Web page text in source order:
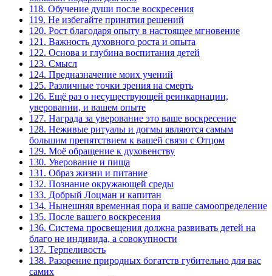
118. Обучение души после воскресения
119. Не избегайте принятия решений
120. Рост благодаря опыту в настоящее мгновение
121. Важность духовного роста и опыта
122. Основа и глубина воспитания детей
123. Смысл
124. Предназначение моих учений
125. Различные точки зрения на смерть
126. Ещё раз о несуществующей реинкарнации,
уверовании, и вашем опыте
127. Награда за уверование это ваше воскресение
128. Неживые ритуалы и догмы являются самым
большим препятствием к вашей связи с Отцом
129. Моё обращение к духовенству
130. Уверование и пища
131. Образ жизни и питание
132. Познание окружающей среды
133. Добрый Лоцман и капитан
134. Нынешняя временная пора и ваше самоопределение
135. После вашего воскресения
136. Система просвещения должна развивать детей на
благо не индивида, а совокупности
137. Терпеливость
138. Разорение природных богатств губительно для вас
самих